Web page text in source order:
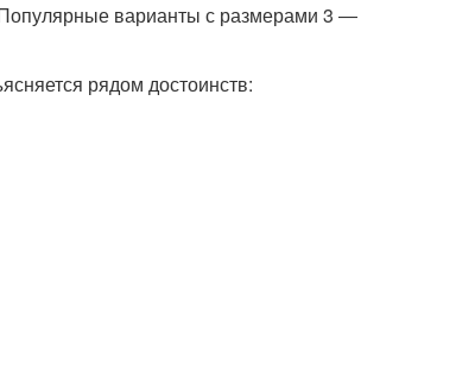
варианты с размерами 3 ―
рядом достоинств: